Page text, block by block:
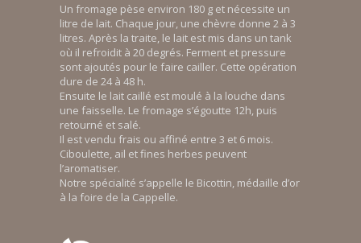
Un fromage pèse environ 180 g et nécessite un
litre de lait. Chaque jour, une chèvre donne 2 à 3
litres. Après la traite, le lait est mis dans un tank
où il refroidit à 20 degrés. Ferment et pressure
sont ajoutés pour le faire cailler. Cette opération
dure de 24 à 48 h.
Ensuite le lait caillé est moulé à la louche dans
une faisselle. Le fromage s’égoutte 12h, puis
retourné et salé.
Il est vendu frais ou affiné entre 3 et 6 mois.
Ciboulette, ail et fines herbes peuvent
l’aromatiser.
Notre spécialité s’appelle le Bicottin, médaille d’or
à la foire de la Cappelle.